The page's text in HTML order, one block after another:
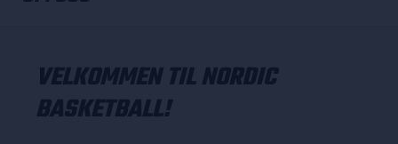
VELKOMMEN TIL NORDIC
BASKETBALL!